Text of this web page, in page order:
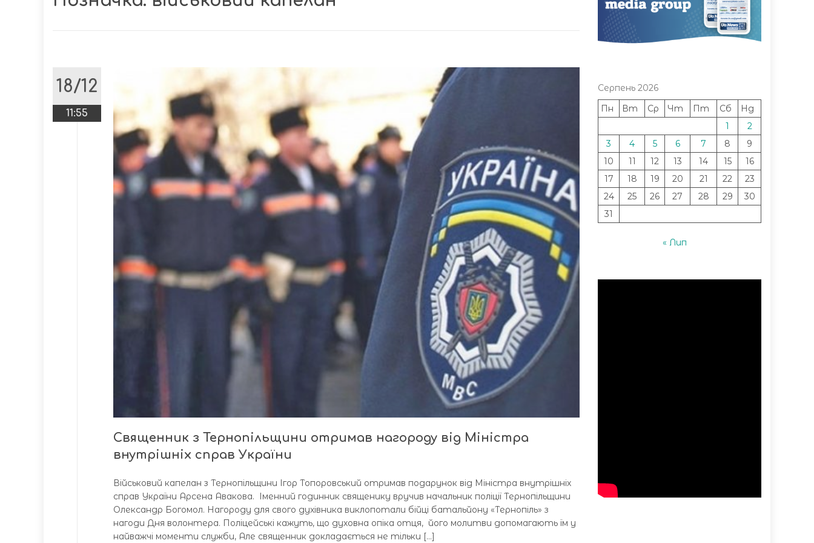
18/12
11:55
Священник з Тернопільщини отримав нагороду від Міністра
внутрішніх справ України
Військовий капелан з Тернопільщини Ігор Топоровський отримав подарунок від Міністра внутрішніх
справ України Арсена Авакова. Іменний годинник священику вручив начальник поліції Тернопільщини
Олександр Богомол. Нагороду для свого духівника виклопотали бійці батальйону «Тернопіль» з
нагоди Дня волонтера. Поліцейські кажуть, що духовна опіка отця, його молитви допомагають їм у
найважчі моменти служби, Але священник докладається не тільки […]
Серпень 2026
Пн
Вт Ср Чт Пт Сб
Нд
1
2
3
4 5 6 7 8
9
10
11 12 13 14 15
16
17
18 19 20 21 22
23
24
25 26 27 28 29
30
31
« Лип